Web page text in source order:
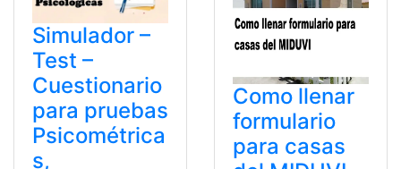
Simulador –
Test –
Cuestionario
para pruebas
Psicométrica
s,
Como llenar
formulario
para casas